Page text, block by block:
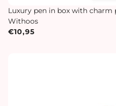
Luxury pen in box with charm
Withoos
€10,95